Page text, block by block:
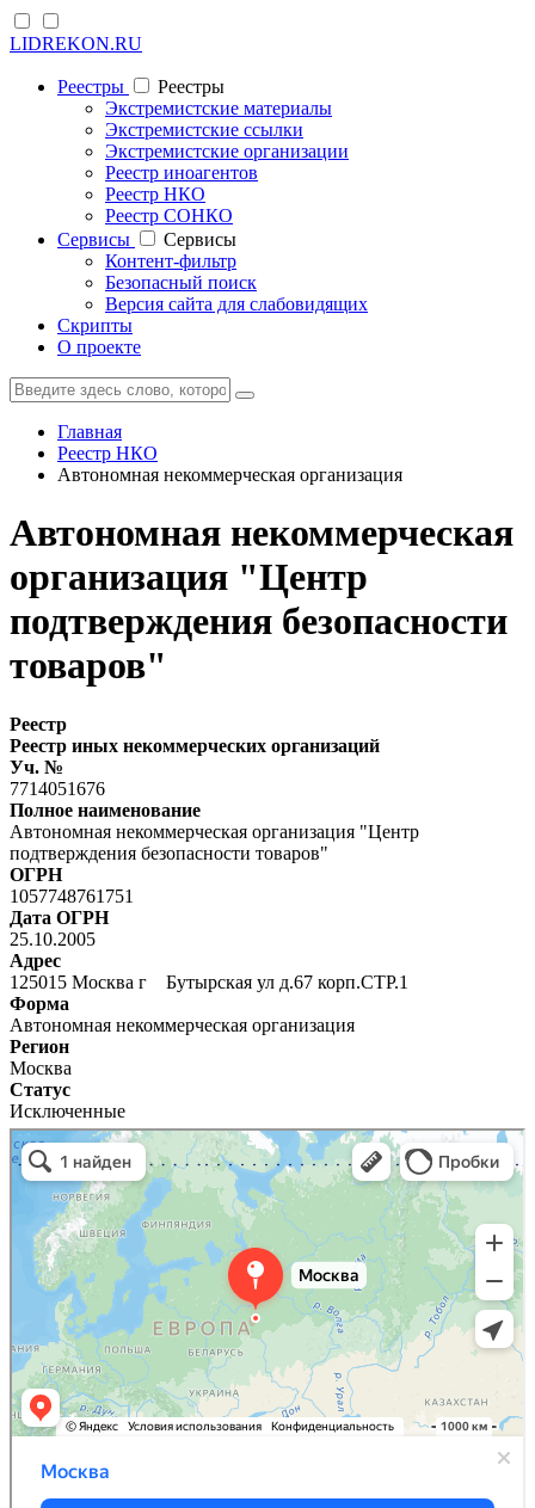
LIDREKON.RU
Реестры
Реестры
Экстремистские материалы
Экстремистские ссылки
Экстремистские организации
Реестр иноагентов
Реестр НКО
Реестр СОНКО
Cервисы
Cервисы
Контент-фильтр
Безопасный поиск
Версия сайта для слабовидящих
Скрипты
О проекте
Главная
Реестр НКО
Автономная некоммерческая организация
Автономная некоммерческая
организация "Центр
подтверждения безопасности
товаров"
Реестр
Реестр иных некоммерческих организаций
Уч. №
7714051676
Полное наименование
Автономная некоммерческая организация "Центр
подтверждения безопасности товаров"
ОГРН
1057748761751
Дата ОГРН
25.10.2005
Адрес
125015 Москва г Бутырская ул д.67 корп.СТР.1
Форма
Автономная некоммерческая организация
Регион
Москва
Статус
Исключенные